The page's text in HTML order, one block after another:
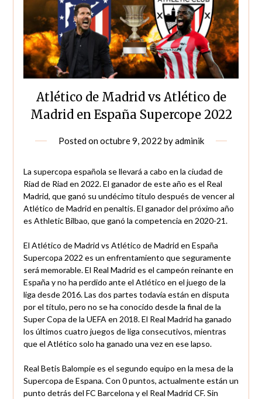
Atlético de Madrid vs Atlético de
Madrid en España Supercope 2022
Posted onoctubre 9, 2022 byadminik
La supercopa española se llevará a cabo en la ciudad de
Riad de Riad en 2022. El ganador de este año es el Real
Madrid, que ganó su undécimo título después de vencer al
Atlético de Madrid en penaltis. El ganador del próximo año
es Athletic Bilbao, que ganó la competencia en 2020-21.
El Atlético de Madrid vs Atlético de Madrid en España
Supercopa 2022 es un enfrentamiento que seguramente
será memorable. El Real Madrid es el campeón reinante en
España y no ha perdido ante el Atlético en el juego de la
liga desde 2016. Las dos partes todavía están en disputa
por el título, pero no se ha conocido desde la final de la
Super Copa de la UEFA en 2018. El Real Madrid ha ganado
los últimos cuatro juegos de liga consecutivos, mientras
que el Atlético solo ha ganado una vez en ese lapso.
Real Betis Balompie es el segundo equipo en la mesa de la
Supercopa de Espana. Con 0 puntos, actualmente están un
punto detrás del FC Barcelona y el Real Madrid CF. Sin